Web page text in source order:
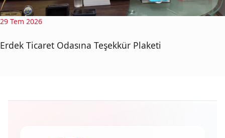
29 Tem 2026
Erdek Ticaret Odasına Teşekkür Plaketi